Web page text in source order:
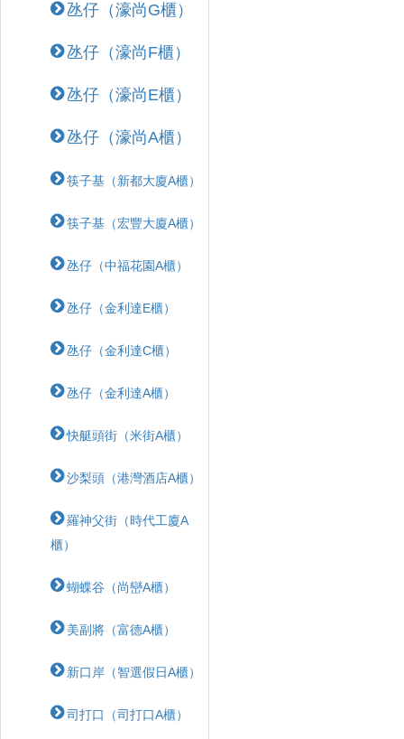
氹仔（濠尚G櫃）
氹仔（濠尚F櫃）
氹仔（濠尚E櫃）
氹仔（濠尚A櫃）
筷子基（新都大廈A櫃）
筷子基（宏豐大廈A櫃）
氹仔（中福花園A櫃）
氹仔（金利達E櫃）
氹仔（金利達C櫃）
氹仔（金利達A櫃）
快艇頭街（米街A櫃）
沙梨頭（港灣酒店A櫃）
羅神父街（時代工廈A
櫃）
蝴蝶⾕（尚巒A櫃）
美副將（富德A櫃）
新口岸（智選假日A櫃）
司打口（司打口A櫃）